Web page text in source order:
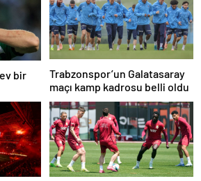
bir
Trabzonspor’un Galatasaray
maçı kamp kadrosu belli oldu